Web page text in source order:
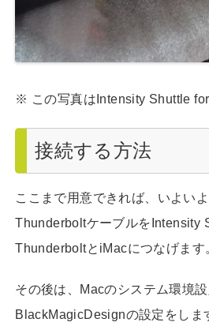
※ この写真はIntensity Shuttle for
接続する方法
ここまで用意できれば、いよいよ
ThunderboltケーブルをIntensity
ThunderboltとiMacにつなげます
その後は、Macのシステム環境
BlackMagicDesignの設定をしま